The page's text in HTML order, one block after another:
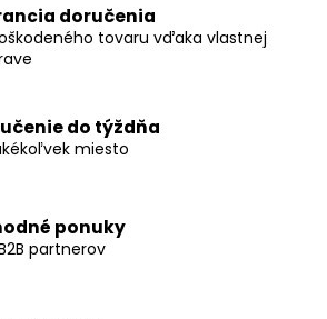
doručenia
tovaru vďaka vlastnej
do týždňa
miesto
ponuky
partnerov